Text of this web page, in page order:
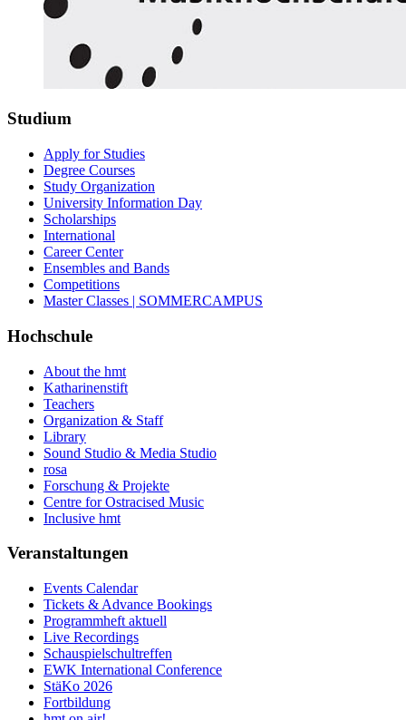
Studium
Apply for Studies
Degree Courses
Study Organization
University Information Day
Scholarships
International
Career Center
Ensembles and Bands
Competitions
Master Classes | SOMMERCAMPUS
Hochschule
About the hmt
Katharinenstift
Teachers
Organization & Staff
Library
Sound Studio & Media Studio
rosa
Forschung & Projekte
Centre for Ostracised Music
Inclusive hmt
Veranstaltungen
Events Calendar
Tickets & Advance Bookings
Programmheft aktuell
Live Recordings
Schauspielschultreffen
EWK International Conference
StäKo 2026
Fortbildung